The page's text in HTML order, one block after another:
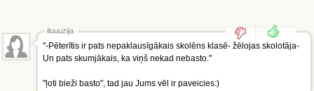
iluuuzija
"-Pēterītis ir pats nepaklausīgākais skolēns klasē- žēlojas skolotāja-
Un pats skumjākais, ka viņš nekad nebasto."
"ļoti bieži basto", tad jau Jums vēl ir paveicies:)